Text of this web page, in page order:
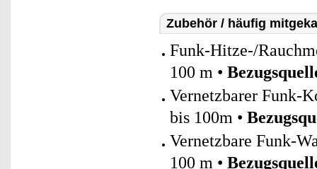
Zubehör / häufig
Funk-Hitze-/
100 m •
Vernetzbarer Funk-
bis 100m •
Vernetzbare Funk-
100 m •